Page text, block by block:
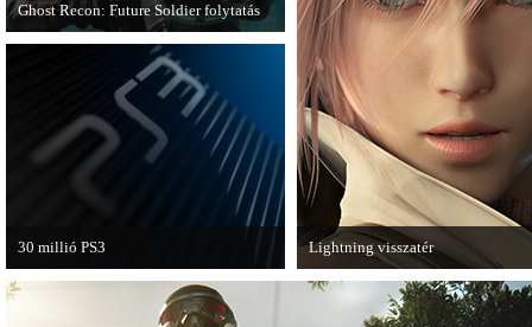
Ghost Recon: Future Soldier folytatás
Több jel is utal arra, hogy készülőben
van a Ghost Recon: Future Soldier
következő epizódja.
Lightning visszatér
Megjött a Lightning Returns:
Fantasy XIII című játék első
30 millió PS3
A PAL régióban a PS3 átlépte a 30
milliós eladott darabszámot.